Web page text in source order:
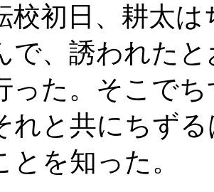
校初日、耕太
で、誘われた
った。そこで
れと共にちず
とを知った。